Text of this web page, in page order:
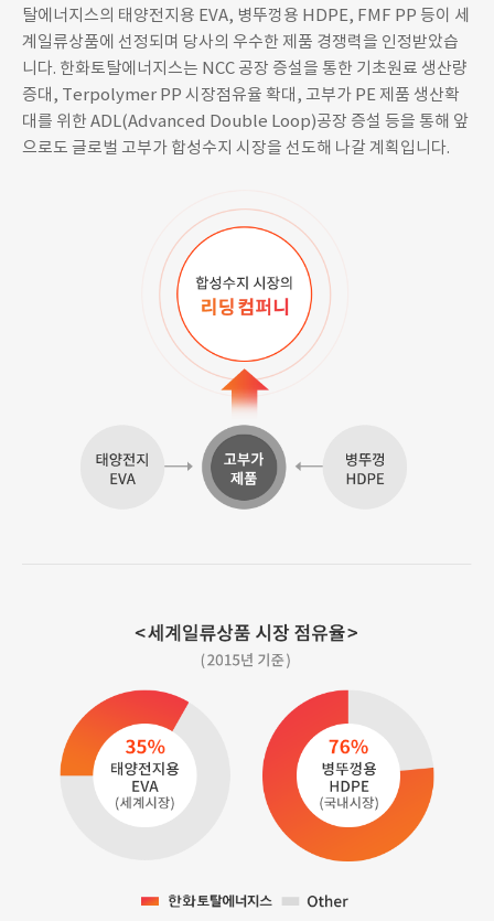
탈에너지스의 태양전지용 EVA, 병뚜껑용 HDPE, FMF PP 등이 세
계일류상품에 선정되며 당사의 우수한 제품 경쟁력을 인정받았습
니다. 한화토탈에너지스는 NCC 공장 증설을 통한 기초원료 생산량
증대, Terpolymer PP 시장점유율 확대, 고부가 PE 제품 생산확
대를 위한 ADL(Advanced Double Loop)공장 증설 등을 통해 앞
으로도 글로벌 고부가 합성수지 시장을 선도해 나갈 계획입니다.